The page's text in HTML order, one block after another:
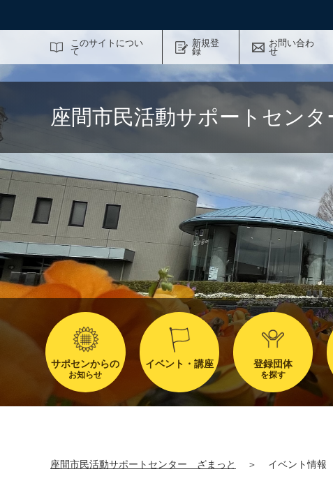
このサイトについ
て
新規登
録
お問い合わ
せ
座間市民活動サポートセン
サポセンからの
お知らせ
イベント・講座 登録団体
を探す
座間市民活動サポートセンター ざまっと ＞ イベント情報